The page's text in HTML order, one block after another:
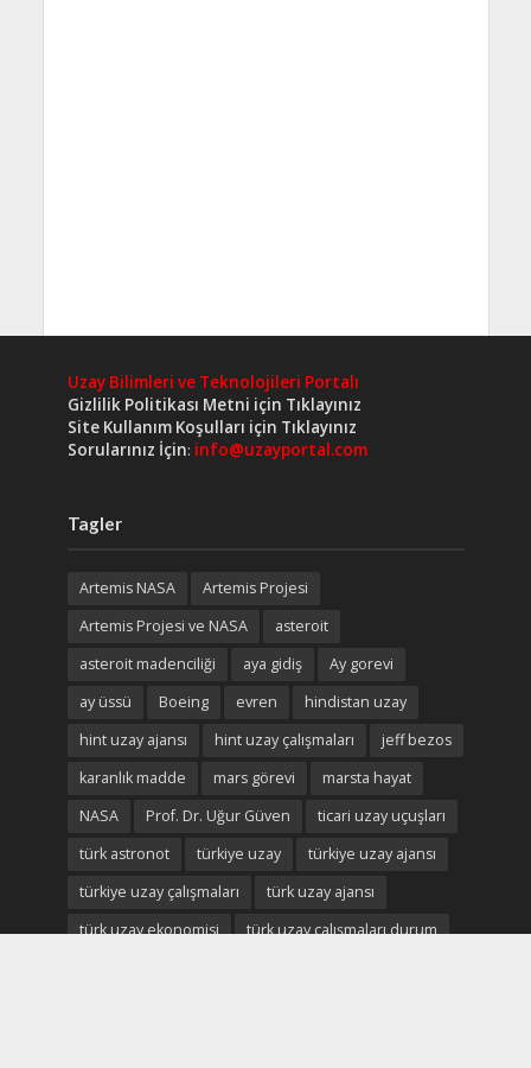
Uzay Bilimleri ve Teknolojileri Portalı
Gizlilik Politikası Metni için Tıklayınız
Site Kullanım Koşulları için Tıklayınız
Sorularınız İçin: info@uzayportal.com
Tagler
Artemis NASA
Artemis Projesi
Artemis Projesi ve NASA
asteroit
asteroit madenciliği
aya gidiş
Ay gorevi
ay üssü
Boeing evren
hindistan uzay
hint uzay ajansı
hint uzay çalışmaları
jeff bezos
karanlık madde
mars görevi
marsta hayat
NASA
Prof. Dr. Uğur Güven
ticari uzay uçuşları
türk astronot
türkiye uzay
türkiye uzay ajansı
türkiye uzay çalışmaları
türk uzay ajansı
türk uzay ekonomisi
türk uzay çalışmaları durum